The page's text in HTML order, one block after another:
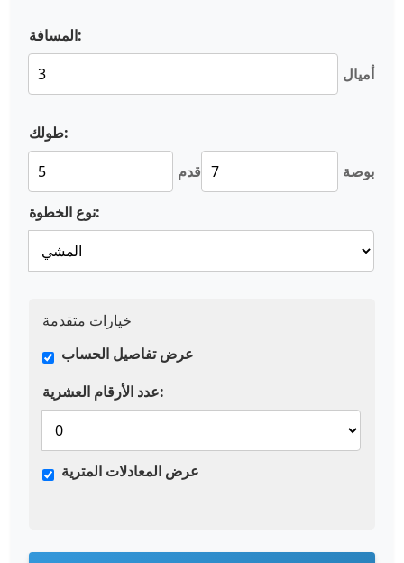
المسافة:
أميال
طولك:
قدم
بوصة
نوع الخطوة:
خيارات متقدمة
عرض تفاصيل الحساب
عدد الأرقام العشرية:
عرض المعادلات المترية